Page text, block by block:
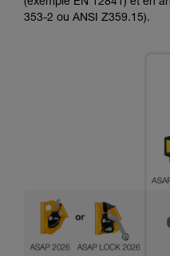
(exemple EN 12841) et en
353-2 ou ANSI Z359.15).